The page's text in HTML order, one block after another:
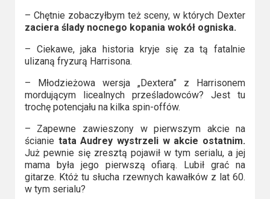
– Chętnie zobaczyłbym też sceny, w których Dexter
zaciera ślady nocnego kopania wokół ogniska.
– Ciekawe, jaka historia kryje się za tą fatalnie
ulizaną fryzurą Harrisona.
– Młodzieżowa wersja „Dextera” z Harrisonem
mordującym licealnych prześladowców? Jest tu
trochę potencjału na kilka spin-offów.
– Zapewne zawieszony w pierwszym akcie na
ścianie tata Audrey wystrzeli w akcie ostatnim.
Już pewnie się zresztą pojawił w tym serialu, a jej
mama była jego pierwszą ofiarą. Lubił grać na
gitarze. Któż tu słucha rzewnych kawałków z lat 60.
w tym serialu?